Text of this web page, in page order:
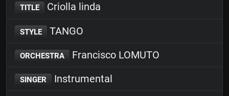
TITLE Criolla linda
STYLE TANGO
ORCHESTRA Francisco LOMUTO
SINGER Instrumental